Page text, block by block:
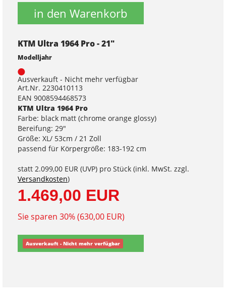
in den Warenkorb
KTM Ultra 1964 Pro - 21"
Modelljahr
Ausverkauft - Nicht mehr verfügbar
Art.Nr. 2230410113
EAN 9008594468573
KTM Ultra 1964 Pro
Farbe: black matt (chrome orange glossy)
Bereifung: 29"
Größe: XL/ 53cm / 21 Zoll
passend für Körpergröße: 183-192 cm
statt 2.099,00 EUR (UVP) pro Stück (inkl. MwSt. zzgl.
Versandkosten)
1.469,00 EUR
Sie sparen 30% (630,00 EUR)
Ausverkauft - Nicht mehr verfügbar